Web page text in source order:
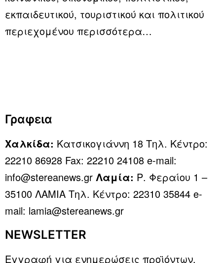
εκπαιδευτικού, τουριστικού και πολιτικού
περιεχομένου περισσότερα…
Γραφεια
Χαλκίδα: Κατσικογιάννη 18 Τηλ. Κέντρο:
22210 86928 Fax: 22210 24108 e-mail:
info@stereanews.gr Λαμία: Ρ. Φεραίου 1 –
35100 ΛΑΜΙΑ Τηλ. Κέντρο: 22310 35844 e-
mail: lamia@stereanews.gr
NEWSLETTER
Εγγραφή για ενημερώσεις προϊόντων,